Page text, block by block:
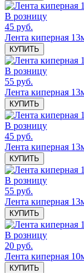
В розницу
45 руб.
Лента киперная
КУПИТЬ
В розницу
55 руб.
Лента киперная
КУПИТЬ
В розницу
45 руб.
Лента киперная
КУПИТЬ
В розницу
55 руб.
Лента киперная
КУПИТЬ
В розницу
20 руб.
Лента киперная
КУПИТЬ